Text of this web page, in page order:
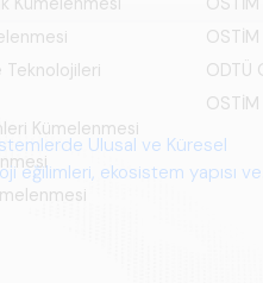
Ulusal ve Küresel
ekosistem yapısı ve
Teknolojileri
Kümelenmesi
ODTÜ
OSTİM